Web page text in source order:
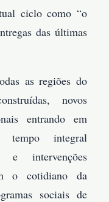
ciclo como “o
das últimas
as regiões do
novos
entrando em
tempo integral
e intervenções
o cotidiano da
sociais de